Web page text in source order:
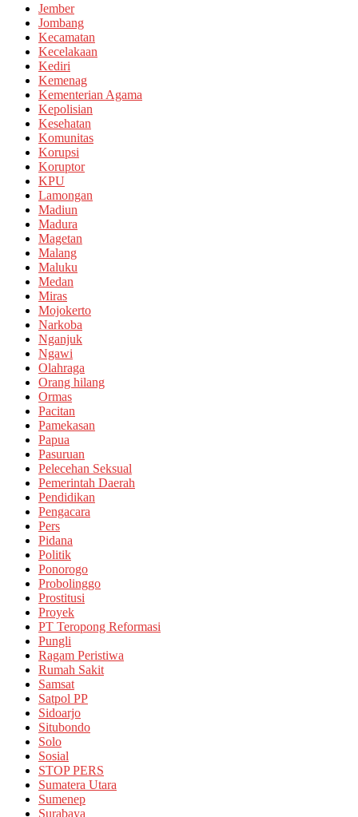
Jember
Jombang
Kecamatan
Kecelakaan
Kediri
Kemenag
Kementerian Agama
Kepolisian
Kesehatan
Komunitas
Korupsi
Koruptor
KPU
Lamongan
Madiun
Madura
Magetan
Malang
Maluku
Medan
Miras
Mojokerto
Narkoba
Nganjuk
Ngawi
Olahraga
Orang hilang
Ormas
Pacitan
Pamekasan
Papua
Pasuruan
Pelecehan Seksual
Pemerintah Daerah
Pendidikan
Pengacara
Pers
Pidana
Politik
Ponorogo
Probolinggo
Prostitusi
Proyek
PT Teropong Reformasi
Pungli
Ragam Peristiwa
Rumah Sakit
Samsat
Satpol PP
Sidoarjo
Situbondo
Solo
Sosial
STOP PERS
Sumatera Utara
Sumenep
Surabaya